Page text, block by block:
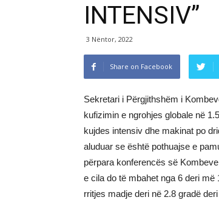
INTENSIV”
3 Nëntor, 2022
Share on Facebook
Sekretari i Përgjithshëm i
kufizimin e ngrohjes globale në
kujdes intensiv dhe makinat po
aluduar se është pothuajse e
përpara konferencës së
e cila do të mbahet nga 6 deri më
rritjes madje deri në 2.8 gradë